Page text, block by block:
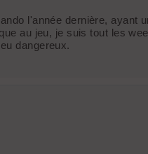
l'année dernière, ayant
au jeu, je suis tout les
dangereux.